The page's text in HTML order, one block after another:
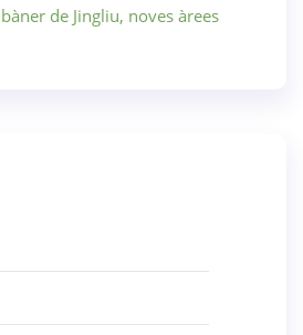
de Jingliu, noves àrees